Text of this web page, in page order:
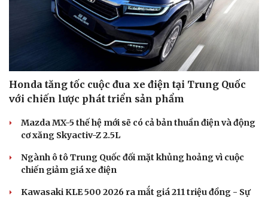
Honda tăng tốc cuộc đua xe điện tại Trung Quốc
với chiến lược phát triển sản phẩm
Mazda MX-5 thế hệ mới sẽ có cả bản thuần điện và động
cơ xăng Skyactiv-Z 2.5L
Ngành ô tô Trung Quốc đối mặt khủng hoảng vì cuộc
chiến giảm giá xe điện
Kawasaki KLE 500 2026 ra mắt giá 211 triệu đồng - Sự